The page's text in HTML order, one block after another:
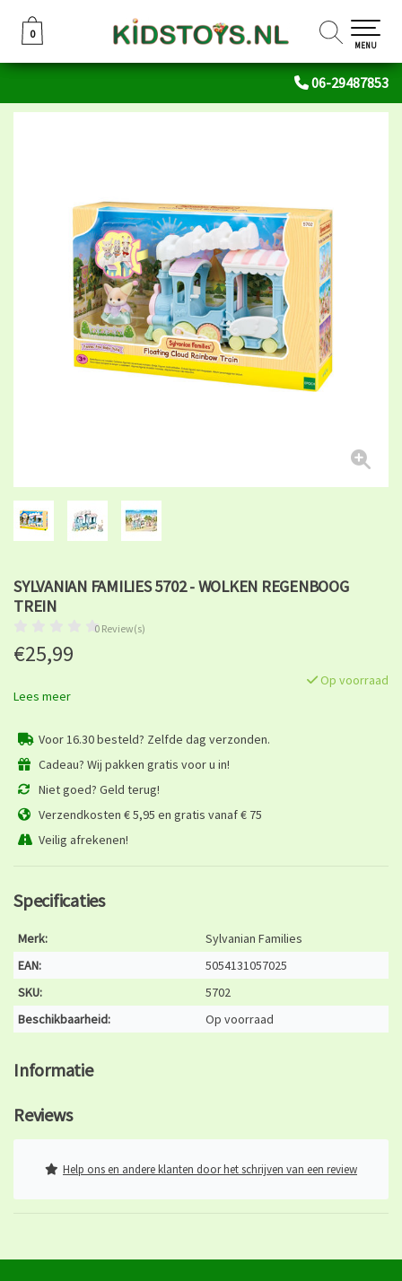
06-29487853
0
0
MENU
SYLVANIAN FAMILIES 5702 - WOLKEN REGENBOOG
TREIN
0 Review(s)
€25,99
Op voorraad
Lees meer
Voor 16.30 besteld? Zelfde dag verzonden.
Cadeau? Wij pakken gratis voor u in!
Niet goed? Geld terug!
Verzendkosten € 5,95 en gratis vanaf € 75
Veilig afrekenen!
Specificaties
Merk:
Sylvanian Families
EAN:
5054131057025
SKU:
5702
Beschikbaarheid:
Op voorraad
Informatie
Reviews
Help ons en andere klanten door het schrijven van een review